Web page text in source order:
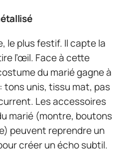
le plus festif. Il capte la
l’œil. Face à cette
du marié gagne à
tons unis, tissu mat, pas
Les accessoires
marié (montre, boutons
peuvent reprendre un
créer un écho subtil.